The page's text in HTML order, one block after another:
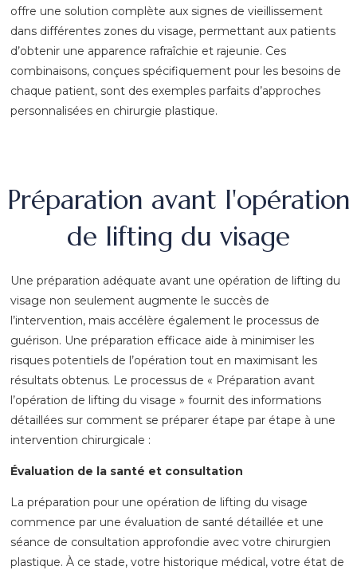
offre une solution complète aux signes de vieillissement
dans différentes zones du visage, permettant aux patients
d’obtenir une apparence rafraîchie et rajeunie. Ces
combinaisons, conçues spécifiquement pour les besoins de
chaque patient, sont des exemples parfaits d’approches
personnalisées en chirurgie plastique.
Préparation avant l'opération
de lifting du visage
Une préparation adéquate avant une opération de lifting du
visage non seulement augmente le succès de
l’intervention, mais accélère également le processus de
guérison. Une préparation efficace aide à minimiser les
risques potentiels de l’opération tout en maximisant les
résultats obtenus. Le processus de « Préparation avant
l’opération de lifting du visage » fournit des informations
détaillées sur comment se préparer étape par étape à une
intervention chirurgicale :
Évaluation de la santé et consultation
La préparation pour une opération de lifting du visage
commence par une évaluation de santé détaillée et une
séance de consultation approfondie avec votre chirurgien
plastique. À ce stade, votre historique médical, votre état de